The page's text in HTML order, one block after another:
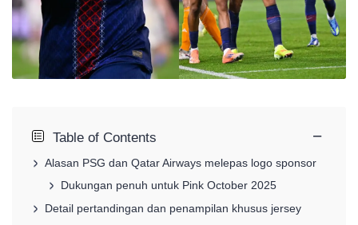
Table of Contents −
Alasan PSG dan Qatar Airways melepas logo sponsor
Dukungan penuh untuk Pink October 2025
Detail pertandingan dan penampilan khusus jersey